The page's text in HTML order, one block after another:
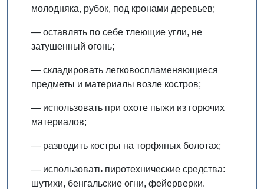
молодняка, рубок, под кронами деревьев;
— оставлять по себе тлеющие угли, не
затушенный огонь;
— складировать легковоспламеняющиеся
предметы и материалы возле костров;
— использовать при охоте пыжи из горючих
материалов;
— разводить костры на торфяных болотах;
— использовать пиротехнические средства:
шутихи, бенгальские огни, фейерверки.